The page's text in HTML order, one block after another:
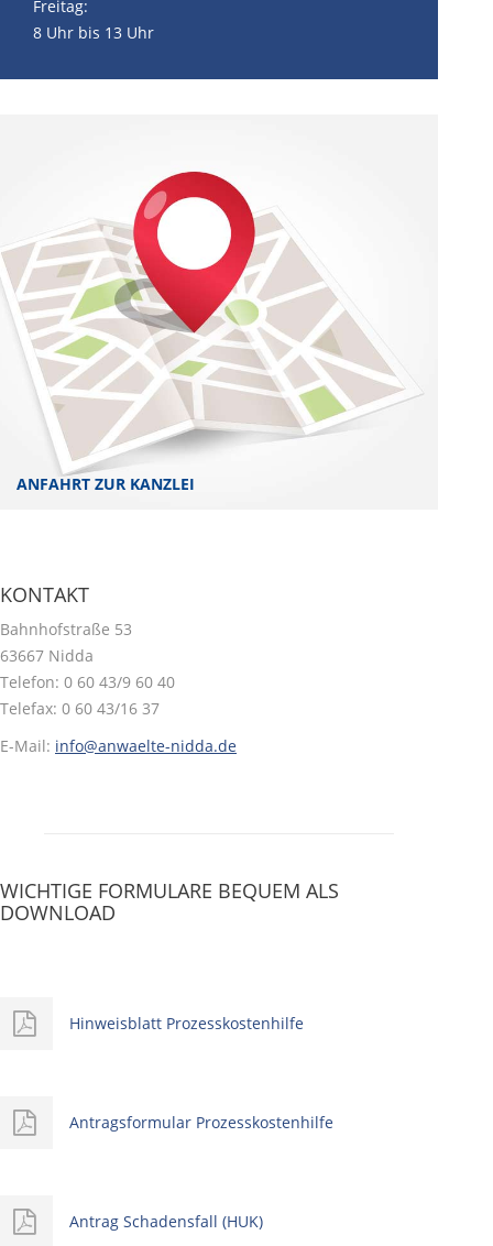
Freitag:
8 Uhr bis 13 Uhr
ANFAHRT ZUR KANZLEI
KONTAKT
Bahnhofstraße 53
63667 Nidda
Telefon: 0 60 43/9 60 40
Telefax: 0 60 43/16 37
E-Mail: info@anwaelte-nidda.de
WICHTIGE FORMULARE BEQUEM ALS
DOWNLOAD
Hinweisblatt Prozesskostenhilfe
Antragsformular Prozesskostenhilfe
Antrag Schadensfall (HUK)